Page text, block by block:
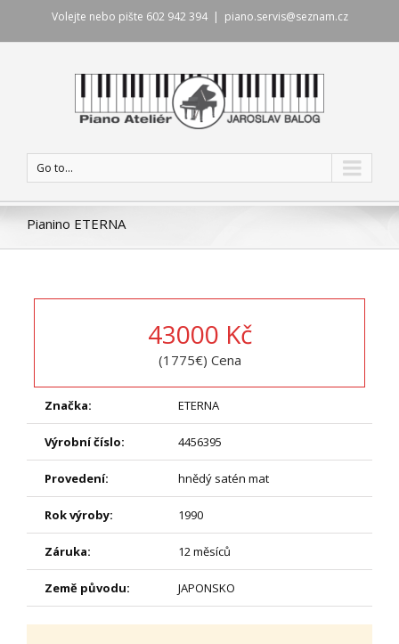
Volejte nebo pište 602 942 394 | piano.servis@seznam.cz
Go to...
Pianino ETERNA
43000 Kč
(1775€) Cena
Značka: ETERNA
Výrobní číslo: 4456395
Provedení: hnědý satén mat
Rok výroby: 1990
Záruka: 12 měsíců
Země původu: JAPONSKO